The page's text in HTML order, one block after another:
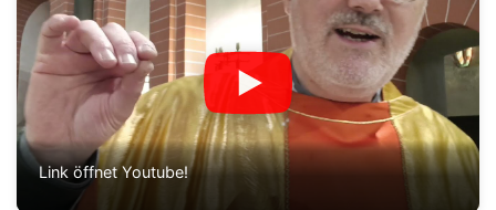
Link öffnet Youtube!